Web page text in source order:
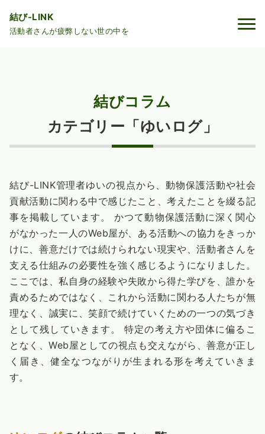
結び-LINK
活動者さんが疲弊しない世の中を
結びコラム
カテゴリー「ゆいログ」
結び-LINK管理者ゆいの視点から、動物保護活動や社会
貢献活動に関わる中で感じたこと、考えたことを綴る記
事を掲載しています。 かつて動物保護活動に深く関心
がなかった一人のWeb屋が、ある活動への協力をきっか
けに、善意だけでは続けられない現実や、活動者さんを
支える仕組みの必要性を強く感じるようになりました。
ここでは、私自身の経験や失敗から得た学びを、誰かを
責めるためではなく、これから活動に関わる人たちが無
理なく、誠実に、笑顔で続けていくための一つの気づき
として残していきます。 特定の考え方や団体に偏るこ
となく、Web屋としての視点も交えながら、善意が正し
く届き、健全なつながりが生まれる形を考えていきま
す。